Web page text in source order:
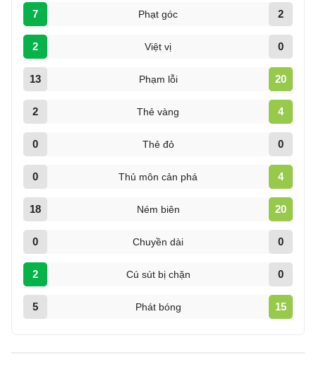
7 Phạt góc 2
2 Việt vị 0
13 Phạm lỗi 20
2 Thẻ vàng 4
0 Thẻ đỏ 0
0 Thủ môn cản phá 4
18 Ném biên 20
0 Chuyền dài 0
2 Cú sút bị chặn 0
5 Phát bóng 15